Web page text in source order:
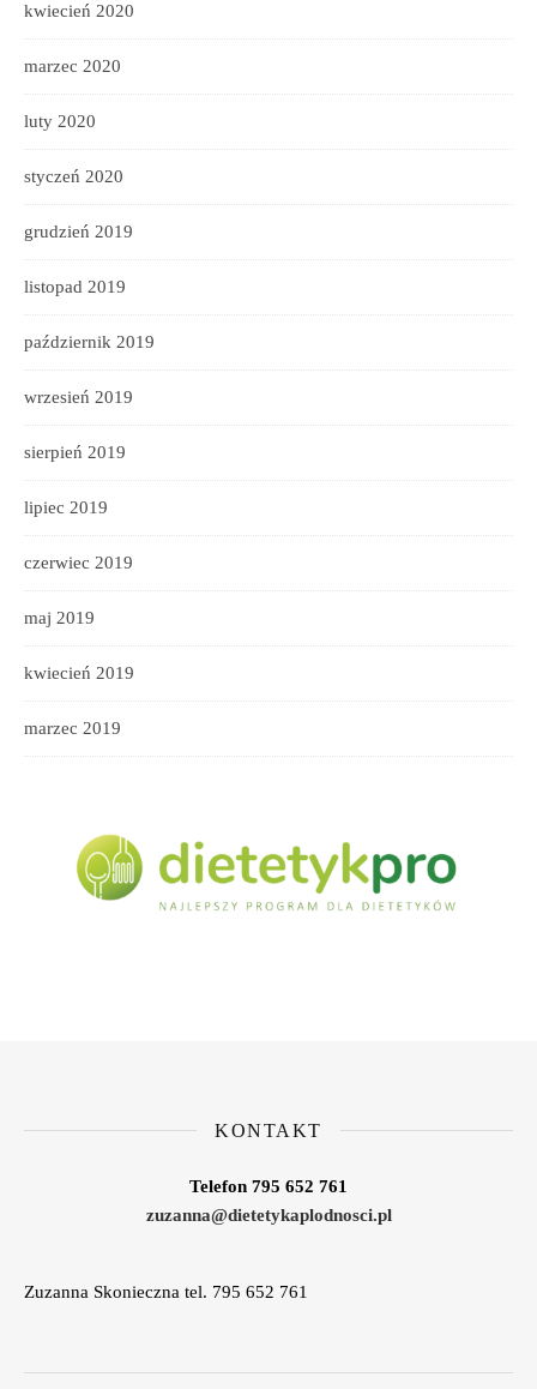
kwiecień 2020
marzec 2020
luty 2020
styczeń 2020
grudzień 2019
listopad 2019
październik 2019
wrzesień 2019
sierpień 2019
lipiec 2019
czerwiec 2019
maj 2019
kwiecień 2019
marzec 2019
KONTAKT
Telefon 795 652 761
zuzanna@dietetykaplodnosci.pl
Zuzanna Skonieczna tel. 795 652 761